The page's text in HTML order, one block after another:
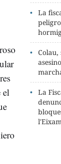
La
Colau,
La
el